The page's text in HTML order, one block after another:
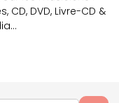
DVD, Livre-CD &